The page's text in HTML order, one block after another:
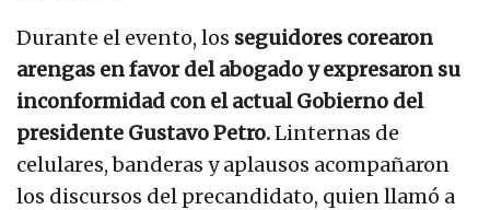
Durante el evento, los seguidores corearon
arengas en favor del abogado y expresaron su
inconformidad con el actual Gobierno del
presidente Gustavo Petro.Linternas de
celulares, banderas y aplausos acompañaron
los discursos del precandidato, quien llamó a